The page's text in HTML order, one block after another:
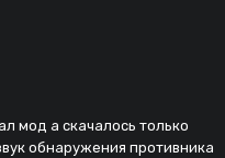
мод а скачалось только
обнаружения противника